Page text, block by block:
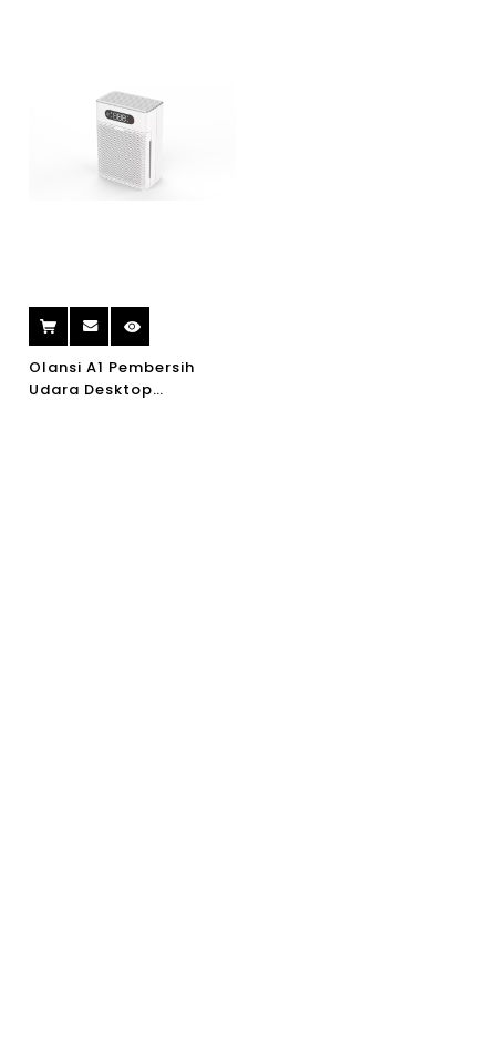
Olansi A1 Pembersih
Udara Desktop